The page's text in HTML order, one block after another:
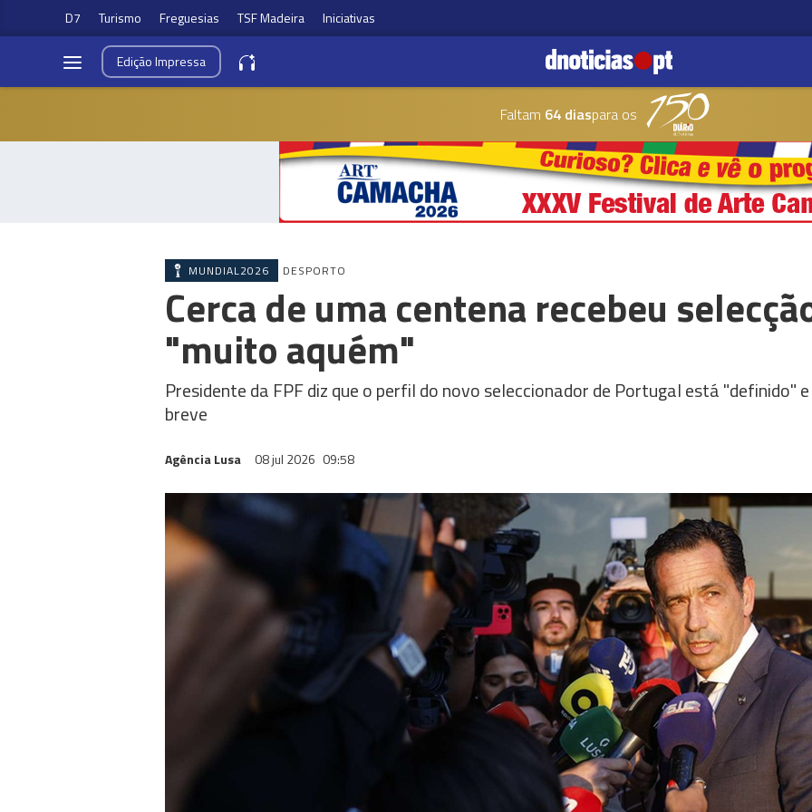
D7 Turismo Freguesias TSF Madeira Iniciativas
EdiçãoImpressa
Faltam 64 diaspara os
MUNDIAL2026 DESPORTO
Cerca de uma centena recebeu
"muito aquém"
Presidente da FPF diz que o perfil do novo seleccionador de Portugal está "definido"
breve
Agência Lusa 08 jul 2026 09:58